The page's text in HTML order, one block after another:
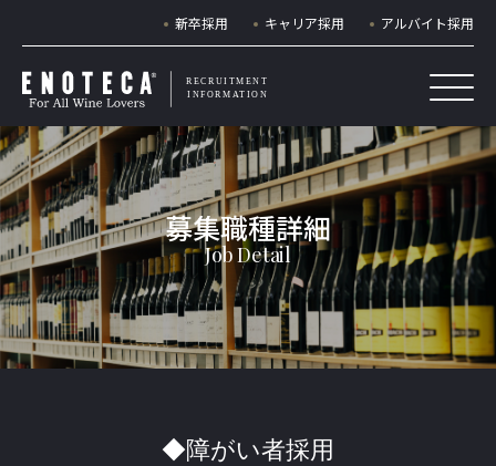
新卒採用 キャリア採用 アルバイト採用
RECRUITMENT
INFORMATION
◆障がい者採用